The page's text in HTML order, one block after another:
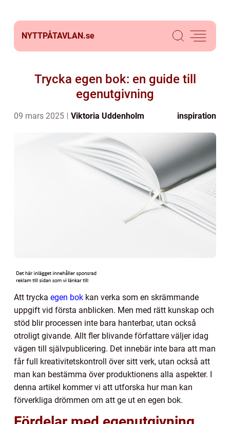
NYTTPÅTAVLAN.se
Trycka egen bok: en guide till
egenutgivning
09 mars 2025 Viktoria Uddenholm inspiration
Att trycka egen bok kan verka som en skrämmande
uppgift vid första anblicken. Men med rätt kunskap och
stöd blir processen inte bara hanterbar, utan också
otroligt givande. Allt fler blivande författare väljer idag
vägen till självpublicering. Det innebär inte bara att man
får full kreativitetskontroll över sitt verk, utan också att
man kan bestämma över produktionens alla aspekter. I
denna artikel kommer vi att utforska hur man kan
förverkliga drömmen om att ge ut en egen bok.